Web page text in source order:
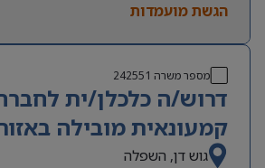
הגשת מועמדות
מספר משרה 242551
דרוש/ה כלכלן/ית
קמעונאית מובילה
גוש דן, השפלה